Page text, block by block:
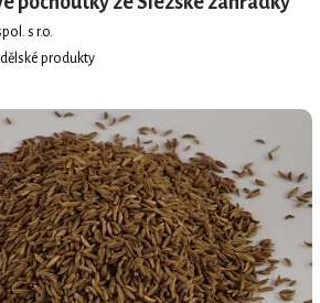
s r.o.
produkty